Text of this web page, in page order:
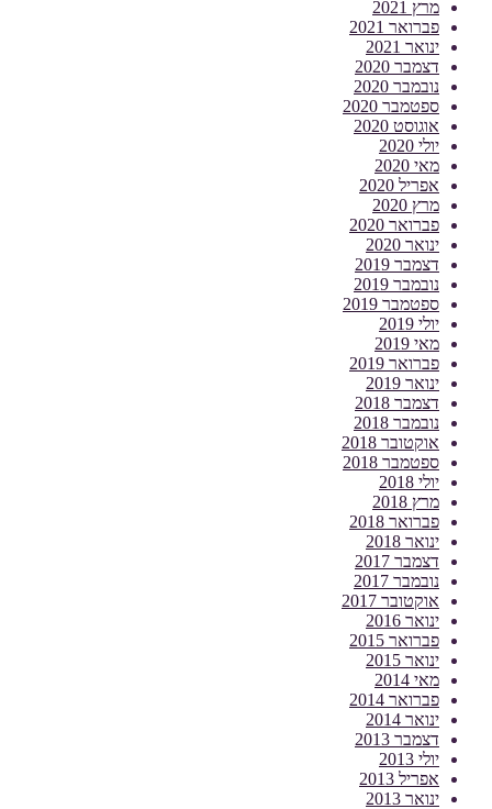
מרץ 2021
פברואר 2021
ינואר 2021
דצמבר 2020
נובמבר 2020
ספטמבר 2020
אוגוסט 2020
יולי 2020
מאי 2020
אפריל 2020
מרץ 2020
פברואר 2020
ינואר 2020
דצמבר 2019
נובמבר 2019
ספטמבר 2019
יולי 2019
מאי 2019
פברואר 2019
ינואר 2019
דצמבר 2018
נובמבר 2018
אוקטובר 2018
ספטמבר 2018
יולי 2018
מרץ 2018
פברואר 2018
ינואר 2018
דצמבר 2017
נובמבר 2017
אוקטובר 2017
ינואר 2016
פברואר 2015
ינואר 2015
מאי 2014
פברואר 2014
ינואר 2014
דצמבר 2013
יולי 2013
אפריל 2013
ינואר 2013